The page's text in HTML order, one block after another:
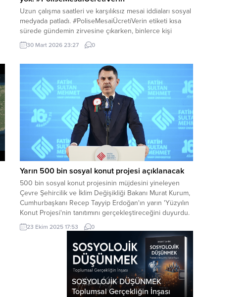
Uzun çalışma saatleri ve karşılıksız mesai iddiaları sosyal
medyada patladı. #PoliseMesaiÜcretiVerin etiketi kısa
sürede gündemin zirvesine çıkarken, binlerce kişi
polislerin hak ettiği ücreti alamadığını savundu. Türkiye
genelinde emniyet mensuplarının çalışma koşulları bir
yayılan paylaşımlarda, polislerin özellikle bayram, resmi
tatil ve yoğun operasyon...
30 Mart 2026 23:27 0
Yarın 500 bin sosyal konut projesi açıklanacak
500 bin sosyal konut projesinin müjdesini yineleyen
Çevre Şehircilik ve İklim Değişikliği Bakanı Murat Kurum,
Cumhurbaşkanı Recep Tayyip Erdoğan'ın yarın 'Yüzyılın
Konut Projesi'nin tanıtımını gerçekleştireceğini duyurdu.
23 Ekim 2025 17:53 0
SOSYOLOJİK DÜŞÜNMEK
Toplumsal Gerçekliğin İnşası